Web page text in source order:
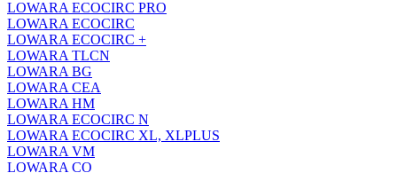
LOWARA ECOCIRC PRO
LOWARA ECOCIRC
LOWARA ECOCIRC +
LOWARA TLCN
LOWARA BG
LOWARA CEA
LOWARA HM
LOWARA ECOCIRC N
LOWARA ECOCIRC XL, XLPLUS
LOWARA VM
LOWARA CO